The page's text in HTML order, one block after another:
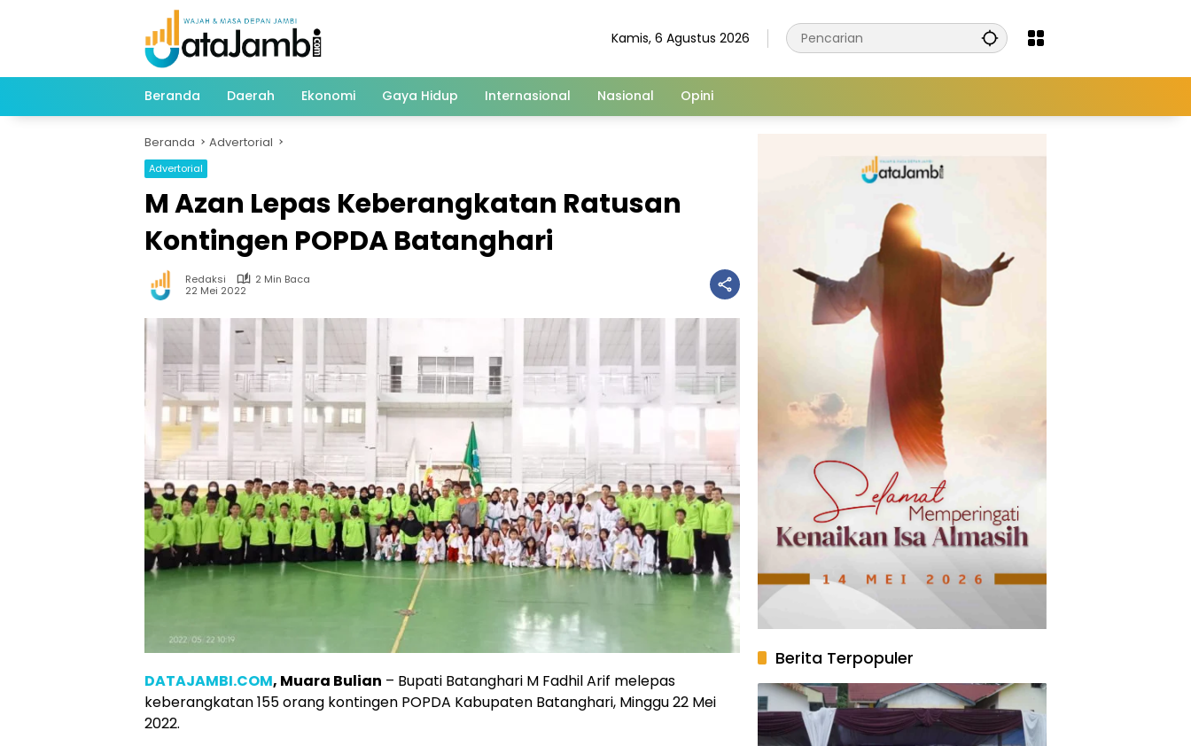
Kamis, 6 Agustus 2026
Beranda Daerah Ekonomi Gaya Hidup Internasional Nasional Opini
Beranda Advertorial
Advertorial
M Azan Lepas Keberangkatan Ratusan
Kontingen POPDA Batanghari
Redaksi
2 Min Baca
22 Mei 2022
DATAJAMBI.COM, Muara Bulian – Bupati Batanghari M Fadhil Arif melepas
keberangkatan 155 orang kontingen POPDA Kabupaten Batanghari, Minggu 22 Mei
2022.
Berita Terpopuler